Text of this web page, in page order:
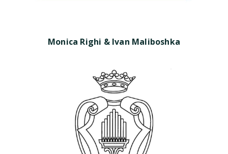
Monica Righi & Ivan Maliboshka